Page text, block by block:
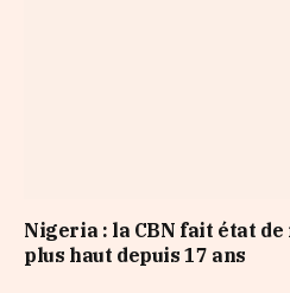
Nigeria : la CBN fait état
plus haut depuis 17 ans